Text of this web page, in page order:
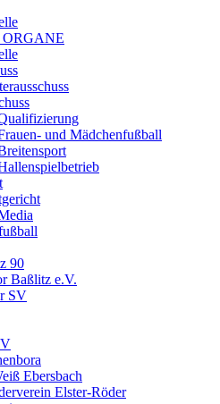
ORGANE
und Mädchenfußball
90
Baßlitz e.V.
SV
Ebersbach
Elster-Röder